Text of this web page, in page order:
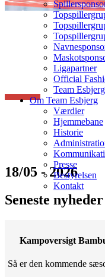
Ligapartner
Official
Team
Om Team Esbjerg
Værdier
Hjemmebane
Historie
Presse
Bestyrelsen
Kontakt
18/05 - 2026
Seneste nyheder
Kampoversigt
Så er den kommende